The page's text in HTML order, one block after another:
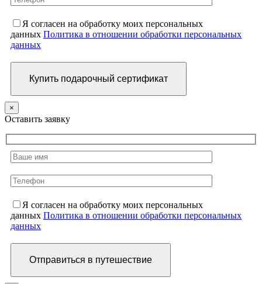
Я согласен на обработку моих персональных
данных Политика в отношении обработки персональных
данных
×
Оставить заявку
Я согласен на обработку моих персональных
данных Политика в отношении обработки персональных
данных